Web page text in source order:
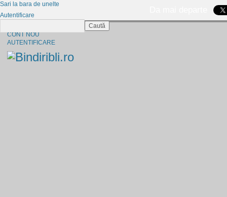
CONT NOU
AUTENTIFICARE
Sari la bara de unelte
Autentificare
Caută